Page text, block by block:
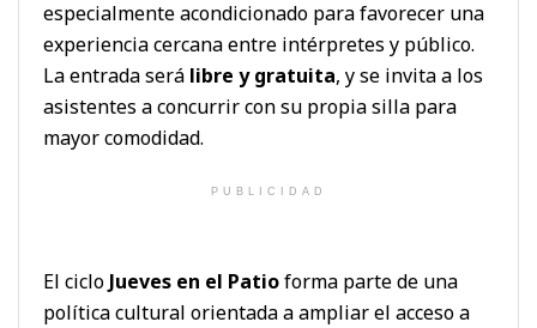
especialmente acondicionado para favorecer una
experiencia cercana entre intérpretes y público.
La entrada será libre y gratuita, y se invita a los
asistentes a concurrir con su propia silla para
mayor comodidad.
PUBLICIDAD
El ciclo Jueves en el Patioforma parte de una
política cultural orientada a ampliar el acceso a